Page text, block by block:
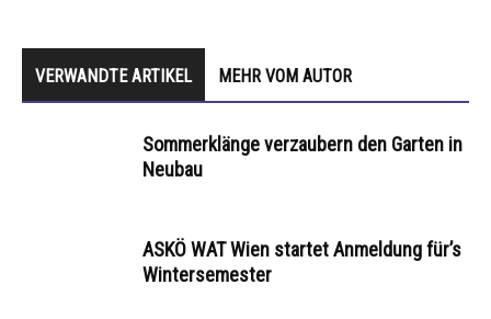
VERWANDTE ARTIKEL MEHR VOM AUTOR
Sommerklänge verzaubern den Garten in
Neubau
ASKÖ WAT Wien startet Anmeldung für’s
Wintersemester